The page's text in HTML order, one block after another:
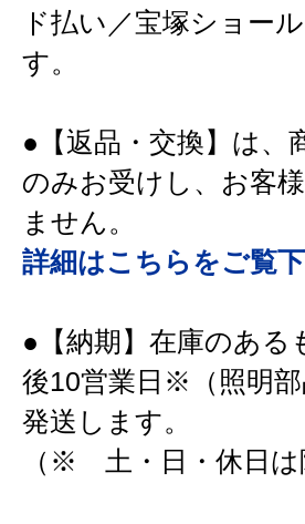
ド払い／宝塚ショー
す。
●【返品・交換】は、
のみお受けし、お客
ません。
詳細はこちらをご覧下
●【納期】在庫のある
後10営業日※（照明
発送します。
（※ 土・日・休日は